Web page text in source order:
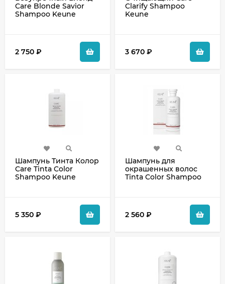
Care Blonde Savior
Shampoo Keune
2 750 ₽
Clarify Shampoo
Keune
3 670 ₽
Шампунь Тинта Колор
Care Tinta Color
Shampoo Keune
5 350 ₽
Шампунь для
окрашенных волос
Tinta Color Shampoo
2 560 ₽